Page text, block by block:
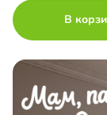
В